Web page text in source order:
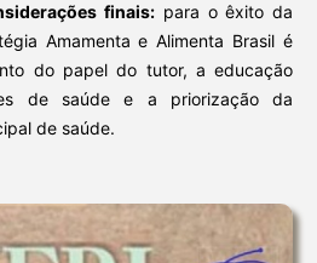
finais: para o êxito da
Amamenta e Alimenta Brasil é
do papel do tutor, a educação
de saúde e a priorização da
de saúde.